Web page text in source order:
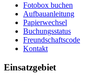
Fotobox buchen
Aufbauanleitung
Papierwechsel
Buchungsstatus
Freundschaftscode
Kontakt
Einsatzgebiet